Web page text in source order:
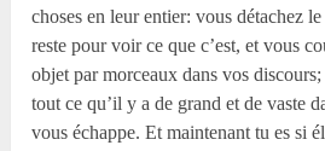
choses en leur entier: vous détachez
reste pour voir ce que c’est, et vous
objet par morceaux dans vos
tout ce qu’il y a de grand et de vaste
vous échappe. Et maintenant tu es si